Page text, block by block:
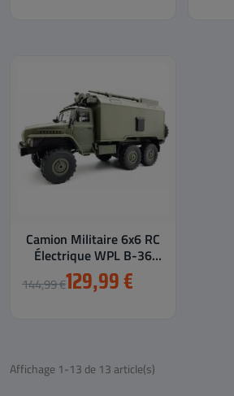
Camion Militaire 6x6 RC
Électrique WPL B-36
1/16 en Kit à Monter
144,99 €129,99 €
Affichage 1-13 de 13 article(s)